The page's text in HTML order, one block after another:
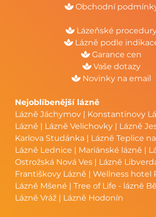
Obchodní
Lázeňské
Lázně podle
Garance cen
Vaše dotazy
Novinky na email
Nejoblíbenější lázně
Lázně Jáchymov | Konstantinovy
Lázně | Lázně Velichovky | Lázně
Karlova Studánka | Lázně Teplice
Lázně Lednice | Mariánské lázně |
Ostrožská Nová Ves | Lázně
Františkovy Lázně | Wellness hotel
Lázně Mšené | Tree of Life - lázně
Lázně Vráž | Lázně Hodonín